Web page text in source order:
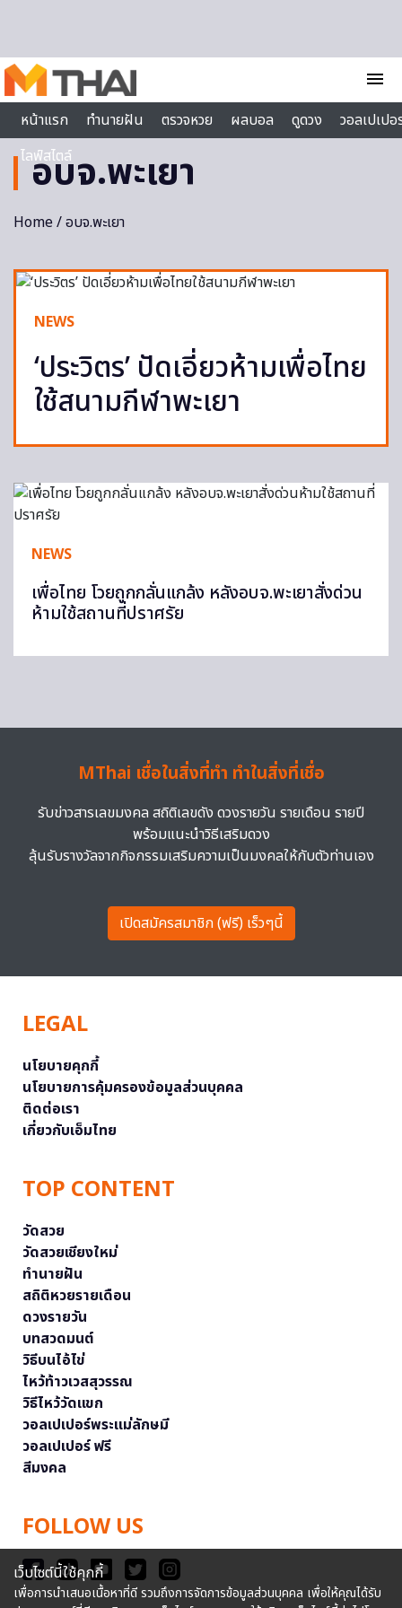
menu
หน้าแรก
ทำนายฝัน ตรวจหวย ผลบอล ดูดวง
วอลเปเป
ไลฟ์สไตล์
อบจ.พะเยา
Home/ อบจ.พะเยา
NEWS
‘ประวิตร’ ปัดเอี่ยวห้ามเพื่อไทย
ใช้สนามกีฬาพะเยา
NEWS
เพื่อไทย โวยถูกกลั่นแกล้ง หลังอบจ.พะเยาสั่งด่วน
ห้ามใช้สถานที่ปราศรัย
MThai เชื่อในสิ่งที่ทำ ทำในสิ่งที่เชื่อ
รับข่าวสารเลขมงคล สถิติเลขดัง ดวงรายวัน รายเดือน รายปี
พร้อมแนะนำวิธีเสริมดวง
ลุ้นรับรางวัลจากกิจกรรมเสริมความเป็นมงคลให้กับตัวท่านเอง
เปิดสมัครสมาชิก (ฟรี) เร็วๆนี้
LEGAL
นโยบายคุกกี้
นโยบายการคุ้มครองข้อมูลส่วนบุคคล
ติดต่อเรา
เกี่ยวกับเอ็มไทย
TOP CONTENT
วัดสวย
วัดสวยเชียงใหม่
ทำนายฝัน
สถิติหวยรายเดือน
ดวงรายวัน
บทสวดมนต์
วิธีบนไอ้ไข่
ไหว้ท้าวเวสสุวรรณ
วิธีไหว้วัดแขก
วอลเปเปอร์พระแม่ลักษมี
วอลเปเปอร์ ฟรี
สีมงคล
FOLLOW US
เว็บไซต์นี้ใช้คุกกี้
เพื่อการนำเสนอเนื้อหาที่ดี รวมถึงการจัดการข้อมูลส่วนบุคคล เพื่อให้คุณได้รับ